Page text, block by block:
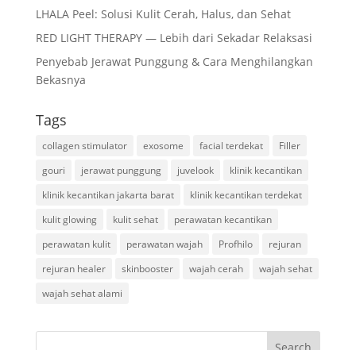
LHALA Peel: Solusi Kulit Cerah, Halus, dan Sehat
RED LIGHT THERAPY — Lebih dari Sekadar Relaksasi
Penyebab Jerawat Punggung & Cara Menghilangkan
Bekasnya
Tags
collagen stimulator exosome facial terdekat
Filler
gouri
jerawat punggung juvelook
klinik kecantikan
klinik kecantikan jakarta barat
klinik kecantikan terdekat
kulit glowing
kulit sehat
perawatan kecantikan
perawatan kulit
perawatan wajah Profhilo
rejuran
rejuran healer
skinbooster wajah cerah
wajah sehat
wajah sehat alami